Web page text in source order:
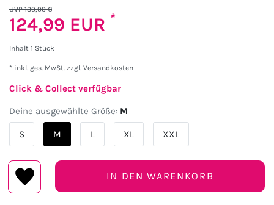
UVP 139,99 €
124,99 EUR *
Inhalt 1 Stück
* inkl. ges. MwSt. zzgl. Versandkosten
Click & Collect verfügbar
Deine ausgewählte Größe: M
S M L XL XXL
IN DEN WARENKORB